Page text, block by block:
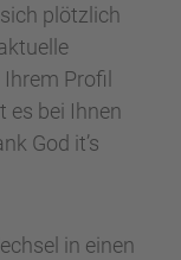
plötzlich
Ihrem Profil
es bei Ihnen
God it’s
in einen